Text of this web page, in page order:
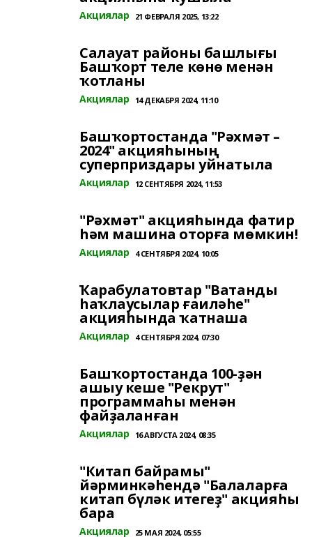
Акциялар 21 ФЕВРАЛЯ 2025, 13:22
Салауат районы башлығы
Башҡорт теле көнө менән
ҡотланы
Акциялар 14 ДЕКАБРЯ 2024, 11:10
Башҡортостанда "Рәхмәт –
2024" акцияһының
суперприздары уйнатыла
Акциялар 12 СЕНТЯБРЯ 2024, 11:53
"Рәхмәт" акцияһында фатир
һәм машина оторға мөмкин!
Акциялар 4 СЕНТЯБРЯ 2024, 10:05
Ҡарабулатовтар "Ватанды
һаҡлаусылар ғаиләһе"
акцияһында ҡатнаша
Акциялар 4 СЕНТЯБРЯ 2024, 07:30
Башҡортостанда 100-ҙән
ашыу кеше "Рекрут"
программаһы менән
файҙаланған
Акциялар 16 АВГУСТА 2024, 08:35
"Китап байрамы"
йәрминкәһендә "Балаларға
китап бүләк итегеҙ" акцияһы
бара
Акциялар 25 МАЯ 2024, 05:55